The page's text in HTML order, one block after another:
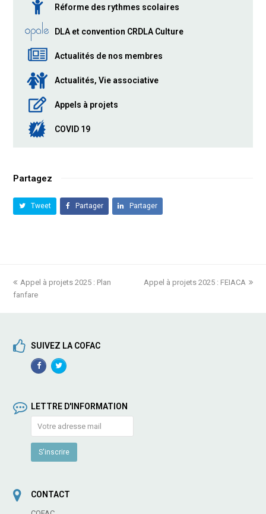
Réforme des rythmes scolaires
DLA et convention CRDLA Culture
Actualités de nos membres
Actualités, Vie associative
Appels à projets
COVID 19
Partagez
Tweet Partager Partager
previous
post:
Appel à projets 2025 : Plan
fanfare
next
Appel à projets 2025 : FEIACA
SUIVEZ LA COFAC
FacebookTwitterProfile
LETTRE D'INFORMATION
CONTACT